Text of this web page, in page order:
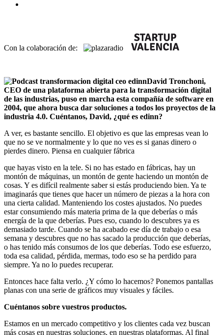
Con la colaboración de:
David Tronchoni,
CEO de una plataforma abierta para la transformación digital
de las industrias, puso en marcha esta compañía de software en
2004, que ahora busca dar soluciones a todos los proyectos de la
industria 4.0. Cuéntanos, David, ¿qué es edinn?
A ver, es bastante sencillo. El objetivo es que las empresas vean lo
que no se ve normalmente y lo que no ves es si ganas dinero o
pierdes dinero. Piensa en cualquier fábrica
que hayas visto en la tele. Si no has estado en fábricas, hay un
montón de máquinas, un montón de gente haciendo un montón de
cosas. Y es difícil realmente saber si estás produciendo bien. Ya te
imaginarás que tienes que hacer un número de piezas a la hora con
una cierta calidad. Manteniendo los costes ajustados. No puedes
estar consumiendo más materia prima de la que deberías o más
energía de la que deberías. Pues eso, cuando lo descubres ya es
demasiado tarde. Cuando se ha acabado ese día de trabajo o esa
semana y descubres que no has sacado la producción que deberías,
o has tenido más consumos de los que deberías. Todo ese esfuerzo,
toda esa calidad, pérdida, mermas, todo eso se ha perdido para
siempre. Ya no lo puedes recuperar.
Entonces hace falta verlo. ¿Y cómo lo hacemos? Ponemos pantallas
planas con una serie de gráficos muy visuales y fáciles.
Cuéntanos sobre vuestros productos.
Estamos en un mercado competitivo y los clientes cada vez buscan
más cosas en nuestras soluciones, en nuestras plataformas. Al final